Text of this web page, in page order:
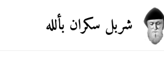
شربل سكران بألله